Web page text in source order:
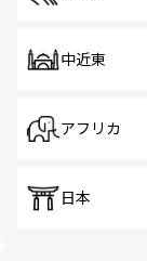
中近東
アフリカ
日本